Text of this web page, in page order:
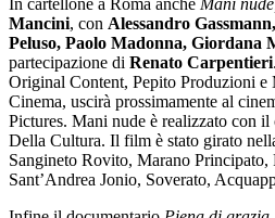
In cartellone a Roma anche Mani
Mancini, con Alessandro
Peluso, Paolo Madonna, Giordana
partecipazione di Renato Carpentieri
Original Content, Pepito Produzioni
Cinema, uscirà prossimamente al
Pictures. Mani nude è realizzato con
Della Cultura. Il film è stato girato
Sangineto Rovito, Marano Principato,
Sant’Andrea Jonio, Soverato,